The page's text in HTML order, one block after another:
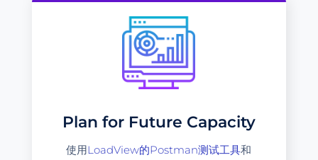
Plan for Future Capacity
使用LoadView的Postman测试工具和